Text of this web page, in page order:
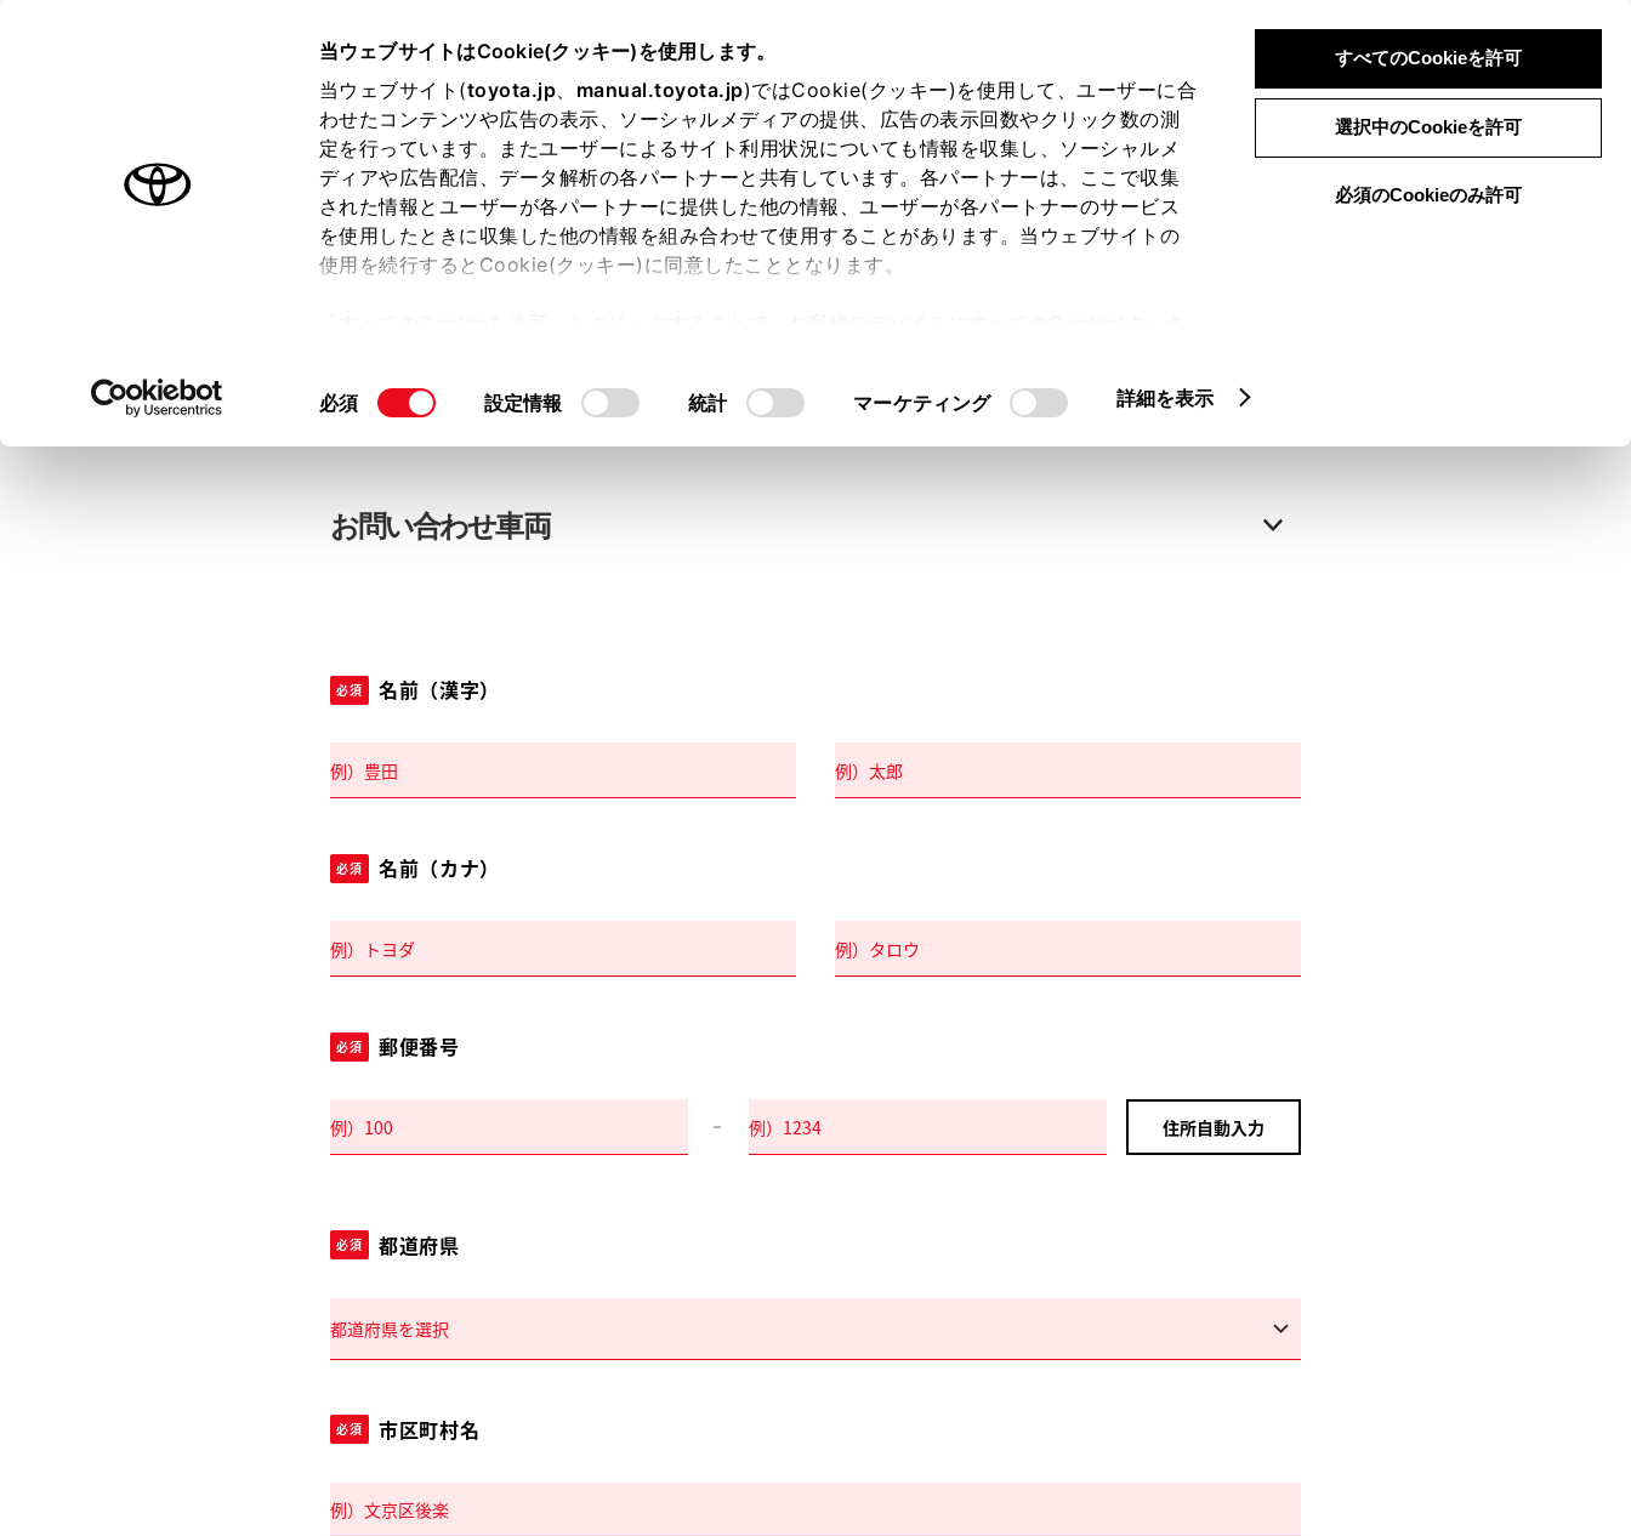
当ウェブサイトはCookie(クッキー)を使用します。
当ウェブサイト(toyota.jp、 manual.toyota.jp)ではCookie(クッキー)を使用して、ユーザーに合
わせたコンテンツや広告の表示、ソーシャルメディアの提供、広告の表示回数やクリック数の測
定を行っています。またユーザーによるサイト利用状況についても情報を収集し、ソーシャルメ
ディアや広告配信、データ解析の各パートナーと共有しています。各パートナーは、ここで収集
された情報とユーザーが各パートナーに提供した他の情報、ユーザーが各パートナーのサービス
を使用したときに収集した他の情報を組み合わせて使用することがあります。当ウェブサイトの
使用を続行するとCookie(クッキー)に同意したこととなります。
て」をご覧ください。
同
択
必須 設定情報 統計 マーケティング 詳細を表示
すべてのCookieを許可
選択中のCookieを許可
必須のCookieのみ許可
は必須です。中古車：お問い合わせ
お客さま情報の入力 入力内容のご確認
ログインして自動入力
お問い合わせ車両
必須 名前（漢字）
必須 名前（カナ）
必須 郵便番号
住所自動入力
必須 都道府県
必須 市区町村名